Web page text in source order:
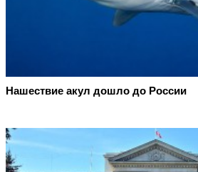
Нашествие акул дошло до России